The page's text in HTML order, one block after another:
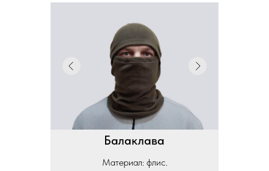
Балаклава
Материал: флис.